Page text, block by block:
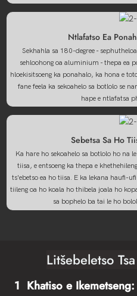
Ntlafatso Ea
Sekhahla sa 180-degree -
sehloohong oa aluminium - thepa ea
hloekisitsoeng ka ponahalo, ka hona e
fane feela ka sekoahelo sa botlolo se
hape e ntlafatsa
Sebetsa Sa Ho
Ka hare ho sekoahelo sa botlolo ho na
tiisa, e entsoeng ka thepa e
ts'ebetso ea ho tiisa. E ka lekana haufi-
tiileng oa ho koala ho thibela joala ho
sa bophelo ba tai le ho
Litšebeletso
1 Khatiso e Ikemetseng: